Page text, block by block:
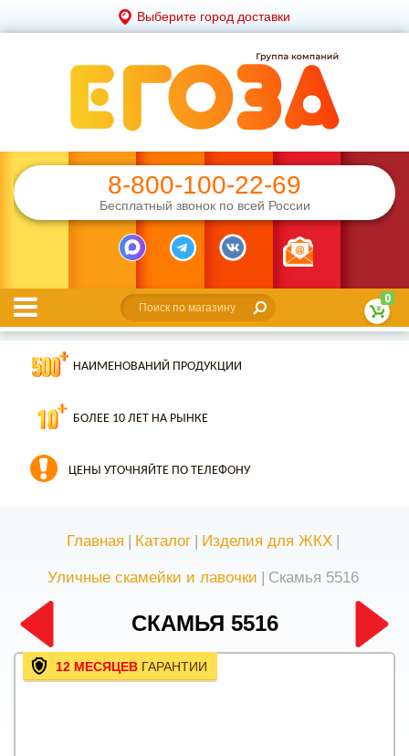
Выберите город доставки
8-800-100-22-69
Бесплатный звонок по всей России
0
НАИМЕНОВАНИЙ ПРОДУКЦИИ
БОЛЕЕ 10 ЛЕТ НА РЫНКЕ
ЦЕНЫ УТОЧНЯЙТЕ ПО ТЕЛЕФОНУ
Главная | Каталог | Изделия для ЖКХ |
Уличные скамейки и лавочки | Скамья 5516
СКАМЬЯ 5516
12 МЕСЯЦЕВ ГАРАНТИИ